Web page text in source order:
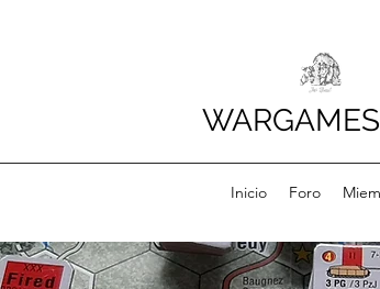
Inicio Foro